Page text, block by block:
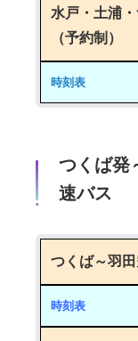
水戸・土浦
（予約制）
時刻表
つくば
速バス
つくば～羽
時刻表